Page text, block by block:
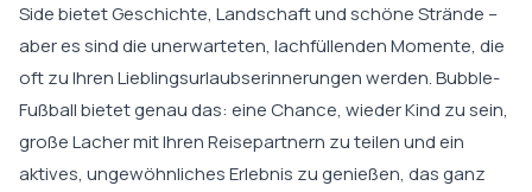
Side bietet Geschichte, Landschaft und schöne Strände –
aber es sind die unerwarteten, lachfüllenden Momente, die
oft zu Ihren Lieblingsurlaubserinnerungen werden. Bubble-
Fußball bietet genau das: eine Chance, wieder Kind zu sein,
große Lacher mit Ihren Reisepartnern zu teilen und ein
aktives, ungewöhnliches Erlebnis zu genießen, das ganz